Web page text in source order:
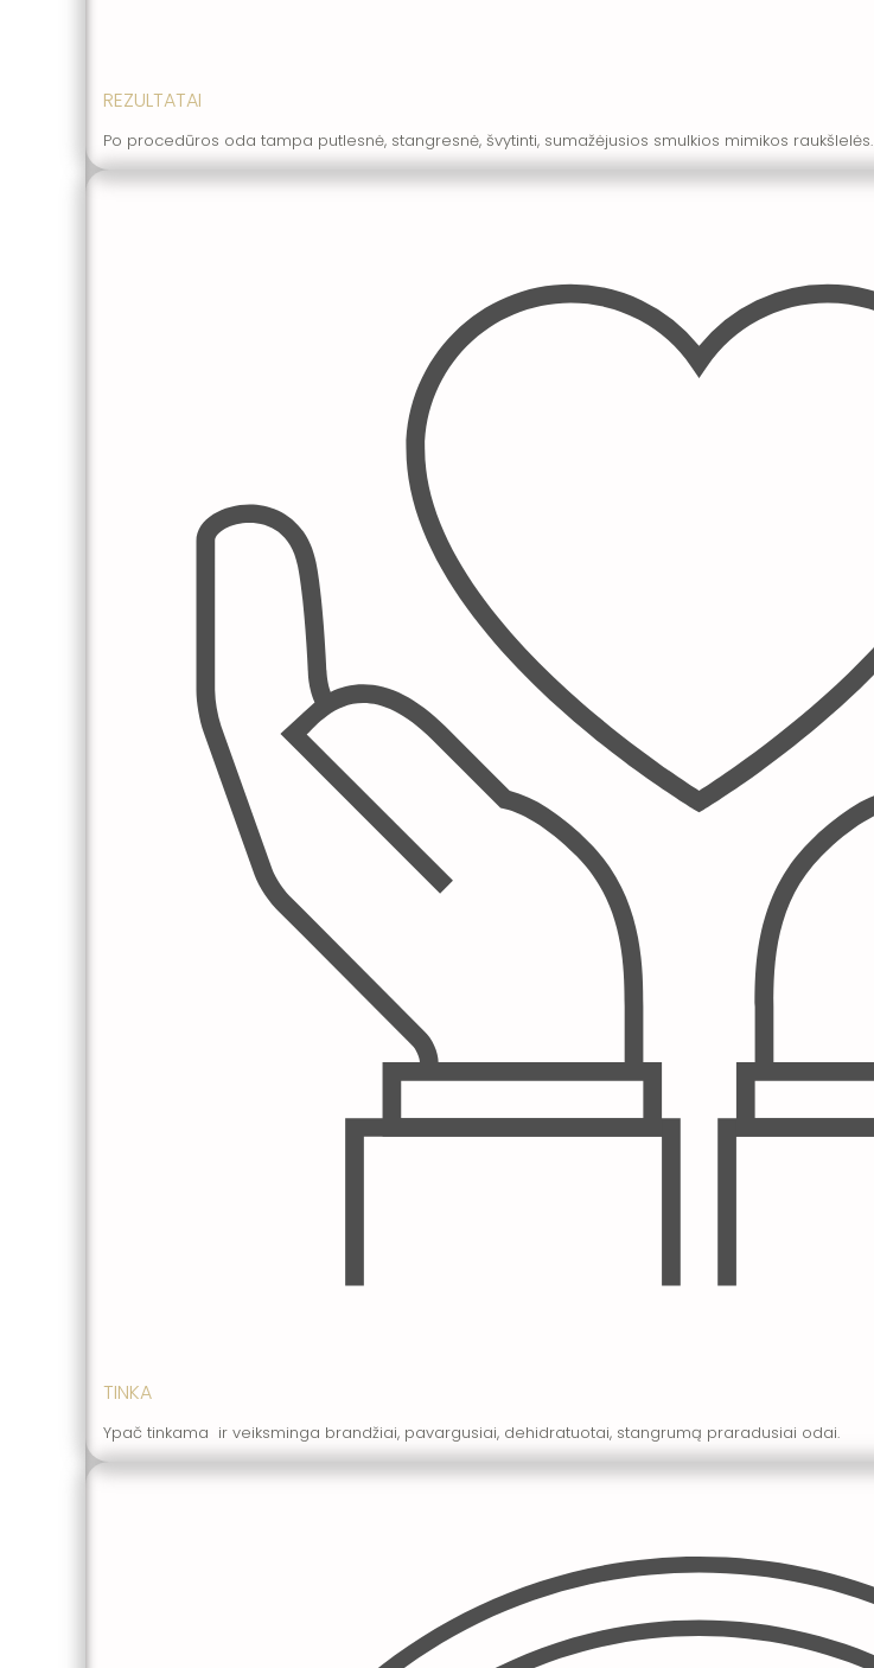
REZULTATAI
Po procedūros oda tampa putlesnė, stangresnė, švytinti, sumažėjusios smulkios mimikos raukšlelės.
TINKA
Ypač tinkama ir veiksminga brandžiai, pavargusiai, dehidratuotai, stangrumą praradusiai odai.